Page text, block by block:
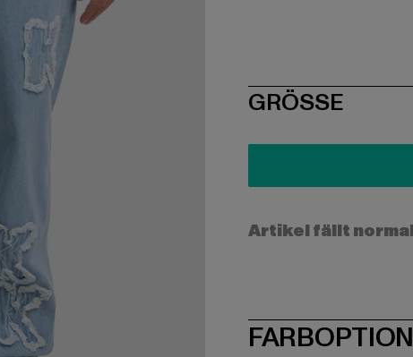
SIZE
GRÖSSE
Artikel fällt